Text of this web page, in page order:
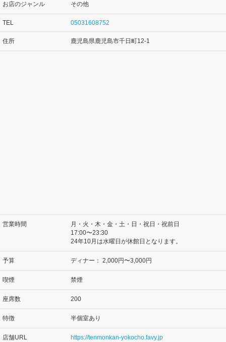
お店のジャンル その他
TEL 05031608752
住所 鹿児島県鹿児島市千日町12-1
営業時間
月・火・木・金・土・日・祝日・祝前日
17:00〜23:30
24年10月は水曜日が休館日となります。
予算 ディナー： 2,000円〜3,000円
喫煙 禁煙
座席数 200
特徴 半個室あり
店舗URL https://tenmonkan-yokocho.favy.jp